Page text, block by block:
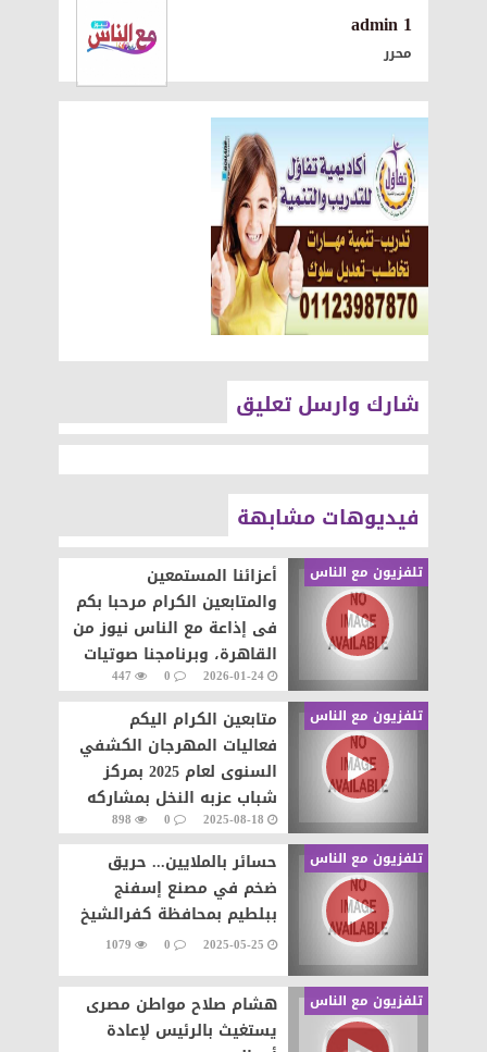
1 admin
محرر
شارك وارسل تعليق
فيديوهات مشابهة
تلفزيون مع الناس
أعزائنا المستمعين
والمتابعين الكرام مرحبا بكم
فى إذاعة مع الناس نيوز من
القاهرة، وبرنامجنا صوتيات
مع الناس من إعداد وتقديم
2026-01-24
0
447
تلفزيون مع الناس
متابعين الكرام اليكم
فعاليات المهرجان الكشفي
السنوى لعام 2025 بمركز
شباب عزبه النخل بمشاركه
العديد من مراكز الشباب
وتقديم عروض
2025-08-18
0
898
تلفزيون مع الناس
حسائر بالملايين... حريق
ضخم في مصنع إسفنج
ببلطيم بمحافظة كفرالشيخ
2025-05-25
0
1079
تلفزيون مع الناس
هشام صلاح مواطن مصرى
يستغيث بالرئيس لإعادة